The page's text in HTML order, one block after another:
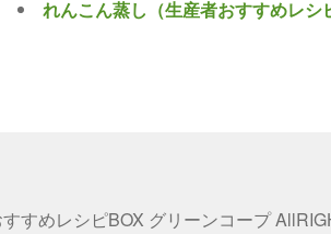
れんこん蒸し（生産者おすすめレシ
すめレシピBOX グリーンコープ